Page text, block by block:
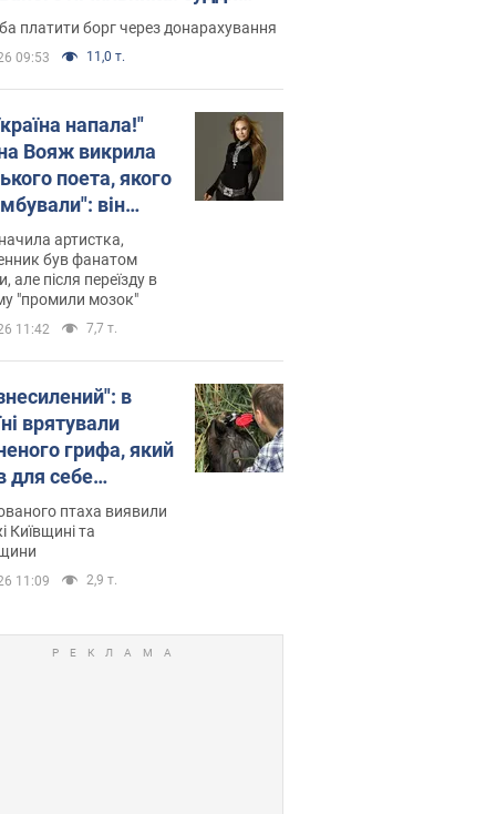
неочікуване рішення
платити борг через донарахування
09:53 11,0 т.
напала!"
Вояж викрила
поета, якого
він
російської не
тепер хоче
українців
артистка,
був фанатом
але після переїзду в
"промили мозок"
11:42 7,7 т.
в
врятували
грифа, який
для себе
маршрут.
птаха виявили
Київщині та
11:09 2,9 т.